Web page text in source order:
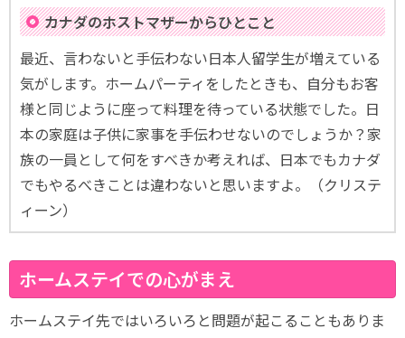
カナダのホストマザーからひとこと
最近、言わないと手伝わない日本人留学生が増えている
気がします。ホームパーティをしたときも、自分もお客
様と同じように座って料理を待っている状態でした。日
本の家庭は子供に家事を手伝わせないのでしょうか？家
族の一員として何をすべきか考えれば、日本でもカナダ
でもやるべきことは違わないと思いますよ。（クリステ
ィーン）
ホームステイでの心がまえ
ホームステイ先ではいろいろと問題が起こることもありま